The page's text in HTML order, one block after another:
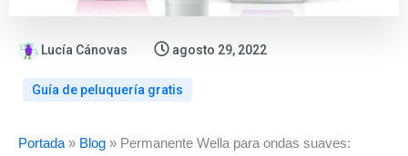
Lucía Cánovas agosto 29, 2022
Guía de peluquería gratis
Portada » Blog » Permanente Wella para ondas suaves: